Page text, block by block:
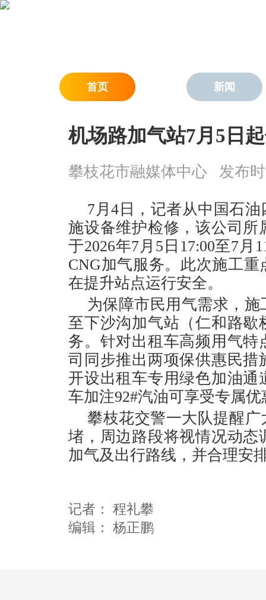
首页 新闻
机场路加气站7月5日
攀枝花市融媒体中心 发布
7月4日，记者从中国石
施设备维护检修，该公司
于2026年7月5日17:00至7月
CNG加气服务。此次施工
在提升站点运行安全。
为保障市民用气需求，
至下沙沟加气站（仁和路
务。针对出租车高频用气
司同步推出两项保供惠民
开设出租车专用绿色加油
车加注92#汽油可享受专属
攀枝花交警一大队提醒
堵，周边路段将视情况动
加气及出行路线，并合理安
记者： 程礼攀
编辑： 杨正鹏